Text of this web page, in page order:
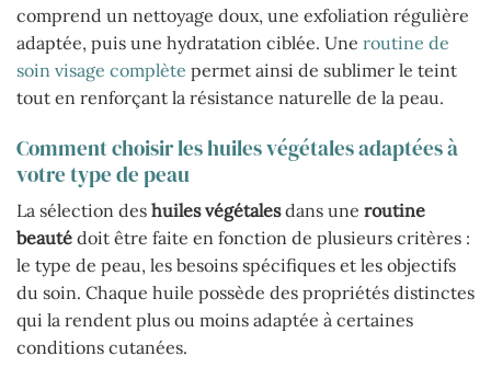
comprend un nettoyage doux, une exfoliation régulière
adaptée, puis une hydratation ciblée. Une routine de
soin visage complète permet ainsi de sublimer le teint
tout en renforçant la résistance naturelle de la peau.
Comment choisir les huiles végétales adaptées à
votre type de peau
La sélection des huiles végétalesdans une routine
beauté doit être faite en fonction de plusieurs critères :
le type de peau, les besoins spécifiques et les objectifs
du soin. Chaque huile possède des propriétés distinctes
qui la rendent plus ou moins adaptée à certaines
conditions cutanées.